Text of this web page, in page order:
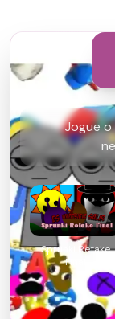
Jogue o
Sprunki Retake
Final